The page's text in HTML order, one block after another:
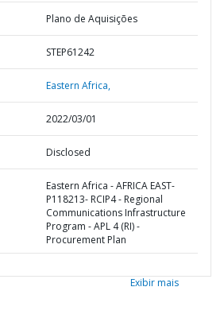
Plano de Aquisições
STEP61242
Eastern Africa,
2022/03/01
Disclosed
Eastern Africa - AFRICA EAST-
P118213- RCIP4 - Regional
Communications Infrastructure
Program - APL 4 (RI) -
Procurement Plan
Exibir mais